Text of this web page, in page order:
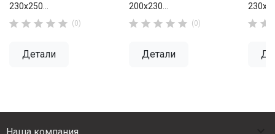
230х250...
     (0)
Детали
200х230...
     (0)
Детали
 